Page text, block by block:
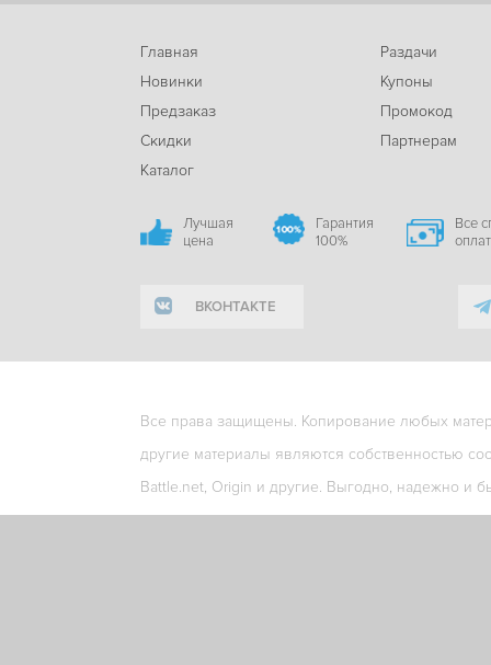
Главная
Новинки
Предзаказ
Скидки
Каталог
Раздачи
Купоны
Промокод
Партнерам
Лучшая
цена
Гарантия
100%
Все
ВКОНТАКТЕ
Все права защищены. Копирование любых
другие материалы являются собственностью
Battle.net, Origin и другие. Выгодно, надежно и